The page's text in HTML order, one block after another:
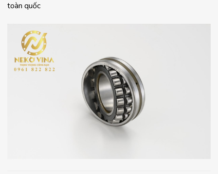
toàn quốc